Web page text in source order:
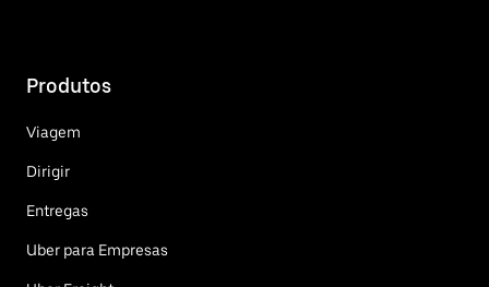
Produtos
Viagem
Dirigir
Entregas
Uber para Empresas